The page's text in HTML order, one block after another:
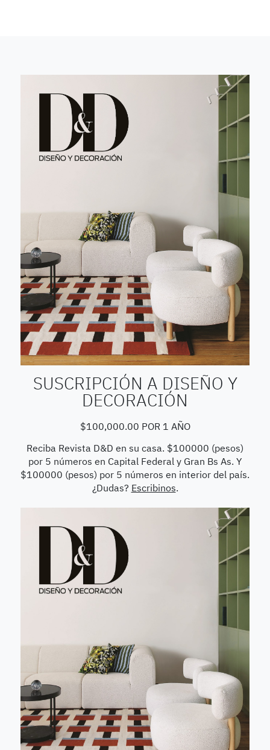
SUSCRIPCIÓN A DISEÑO Y
DECORACIÓN
$100,000.00 POR 1 AÑO
Reciba Revista D&D en su casa. $100000 (pesos)
por 5 números en Capital Federal y Gran Bs As. Y
$100000 (pesos) por 5 números en interior del país.
¿Dudas? Escribinos.